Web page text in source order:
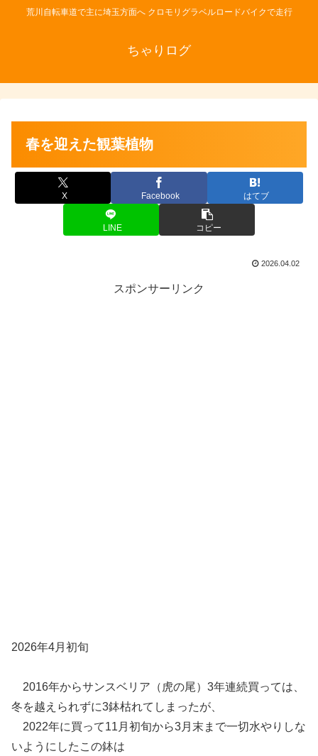
荒川自転車道で主に埼玉方面へ クロモリグラベルロードバイクで走行
ちゃりログ
春を迎えた観葉植物
X Facebook はてブ
LINE コピー
2026.04.02
スポンサーリンク
2026年4月初旬
2016年からサンスベリア（虎の尾）3年連続買っては、
冬を越えられずに3鉢枯れてしまったが、
2022年に買って11月初旬から3月末まで一切水やりしな
いようにしたこの鉢は